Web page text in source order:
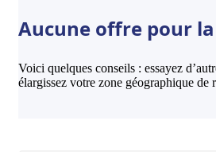
Aucune offre pour
Voici quelques conseils : essayez
élargissez votre zone géographique de